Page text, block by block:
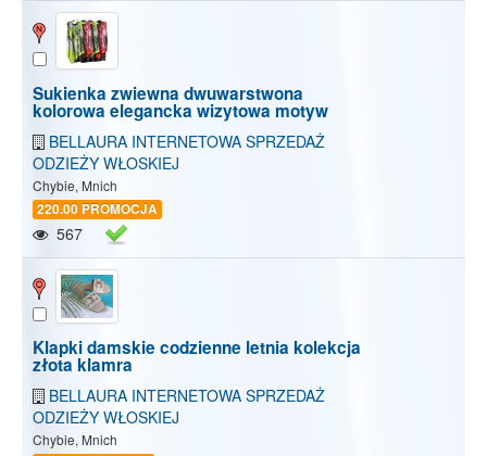
Sukienka zwiewna dwuwarstwona
kolorowa elegancka wizytowa motyw
BELLAURA INTERNETOWA SPRZEDAŻ
ODZIEŻY WŁOSKIEJ
Chybie, Mnich
220.00 PROMOCJA
567
Klapki damskie codzienne letnia kolekcja
złota klamra
BELLAURA INTERNETOWA SPRZEDAŻ
ODZIEŻY WŁOSKIEJ
Chybie, Mnich